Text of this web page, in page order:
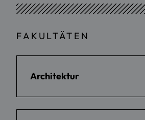
FAKULTÄTEN
Architektur